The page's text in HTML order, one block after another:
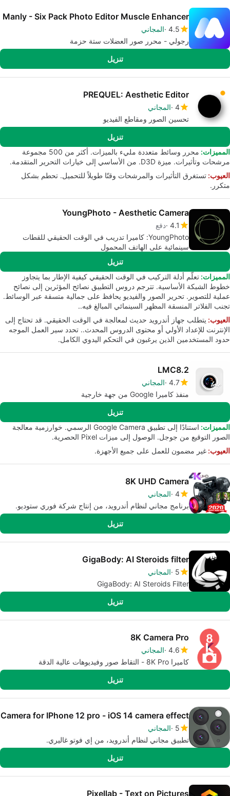
Manly - Six Pack Photo Editor Muscle Enhancer
4.5 المجاني
رجولي - محرر صور العضلات ستة حزمة
تنزيل
PREQUEL: Aesthetic Editor
4 المجاني
تحسين الصور ومقاطع الفيديو
تنزيل
المميزات:
محرر وسائط متعددة مليء بالميزات. أكثر من 500 مجموعة
مرشحات وتأثيرات. ميزة D3D. من الأساسي إلى خيارات التحرير المتقدمة.
العيوب: تستغرق التأثيرات والمرشحات وقتًا طويلاً للتحميل. تحطم بشكل
متكرر.
YoungPhoto - Aesthetic Camera
4.1 دفع
YoungPhoto: كاميرا تدريب في الوقت الحقيقي للقطات
سينمائية على الهاتف المحمول
تنزيل
المميزات: تعلّم أدلة التركيب في الوقت الحقيقي كيفية الإطار بما يتجاوز
خطوط الشبكة الأساسية. تترجم دروس التطبيق نصائح المؤثرين إلى نصائح
عملية للتصوير. تحرير الصور والفيديو يحافظ على جمالية متسقة عبر الوسائط.
تجنب الفلاتر المنسقة المظهر السينمائي المبالغ فيه..
العيوب: يتطلب جهاز أندرويد حديث لمعالجة في الوقت الحقيقي. قد تحتاج إلى
الإنترنت للإعداد الأولي أو محتوى الدروس المحدث.. تحدد سير العمل الموجه
حدود المستخدمين الذين يرغبون في التحكم اليدوي الكامل.
LMC8.2
4.7 المجاني
منفذ كاميرا Google من جهة خارجية
تنزيل
المميزات:
استنادًا إلى تطبيق Google Camera الرسمي. خوارزمية معالجة
الصور التوقيع من جوجل. الوصول إلى ميزات Pixel الحصرية.
العيوب: غير مضمون للعمل على جميع الأجهزة.
8K UHD Camera
4 المجاني
برنامج مجاني لنظام أندرويد، من إنتاج شركة فوري ستوديو.
تنزيل
GigaBody: AI Steroids filter
5 المجاني
GigaBody: AI Steroids Filter
تنزيل
8K Camera Pro
4.6 المجاني
كاميرا 8K Pro - التقاط صور وفيديوهات عالية الدقة
تنزيل
Camera for IPhone 12 pro - iOS 14 camera effect
5 المجاني
تطبيق مجاني لنظام أندرويد، من إي فوتو غاليري.
تنزيل
Pixellab - Text on Pictures